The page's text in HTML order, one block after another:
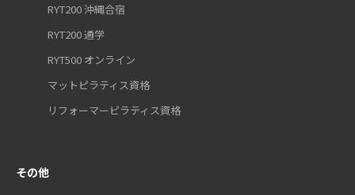
RYT200 沖縄合宿
RYT200 通学
RYT500 オンライン
マットピラティス資格
リフォーマーピラティス資格
その他